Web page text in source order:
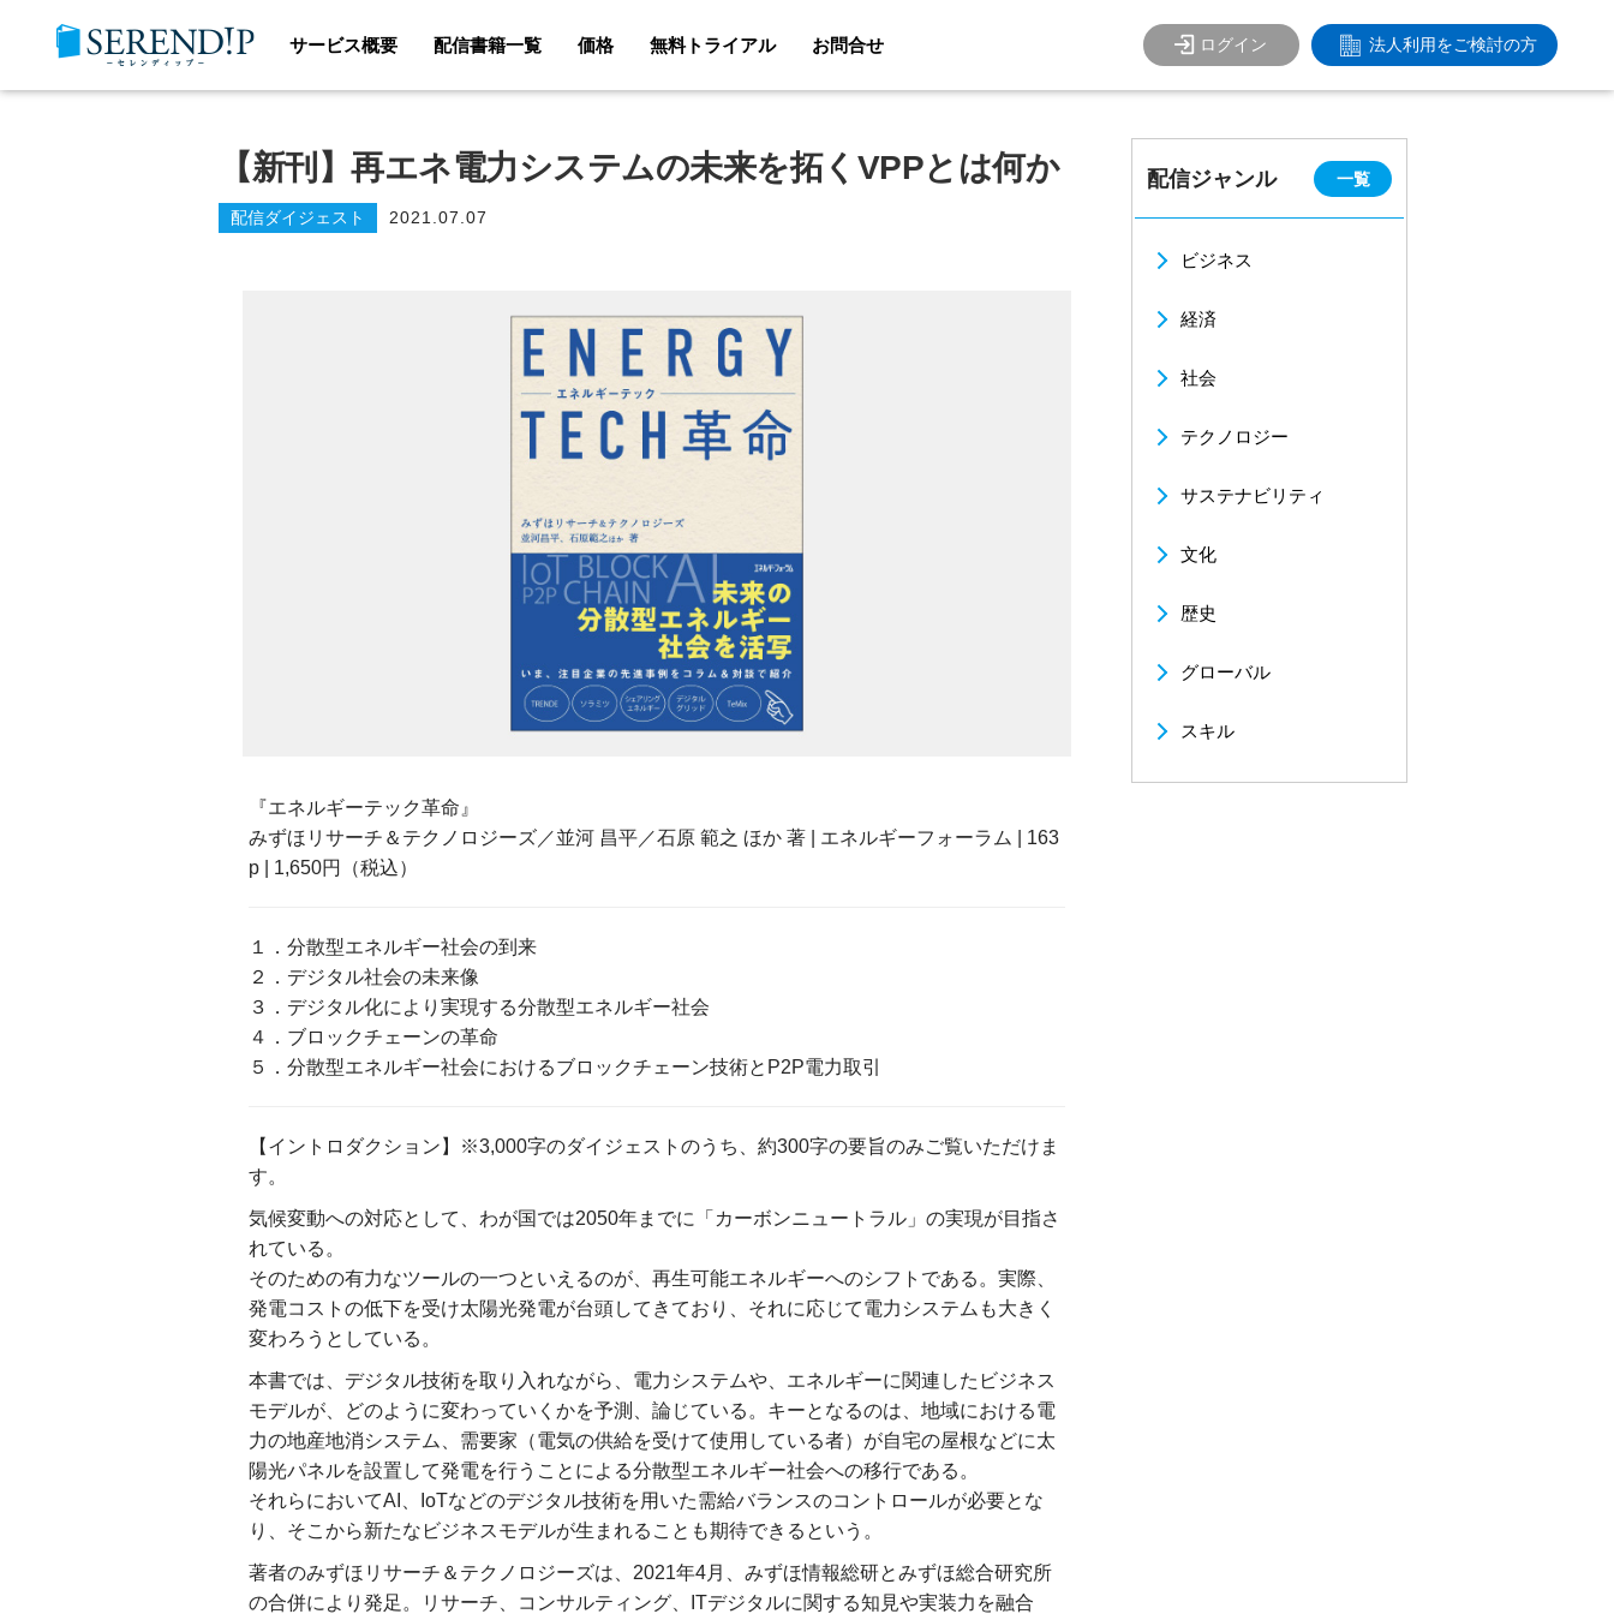
ログイン 法人利用をご検討の方
サービス概要 配信書籍一覧 価格 無料トライアル お問合せ
【新刊】再エネ電力システムの未来を拓くVPPとは何か
配信ダイジェスト 2021.07.07
『エネルギーテック革命』
みずほリサーチ＆テクノロジーズ／並河 昌平／石原 範之 ほか 著 | エネルギーフォーラム | 163
p | 1,650円（税込）
１．分散型エネルギー社会の到来
２．デジタル社会の未来像
３．デジタル化により実現する分散型エネルギー社会
４．ブロックチェーンの革命
５．分散型エネルギー社会におけるブロックチェーン技術とP2P電力取引
【イントロダクション】※3,000字のダイジェストのうち、約300字の要旨のみご覧いただけま
す。
気候変動への対応として、わが国では2050年までに「カーボンニュートラル」の実現が目指さ
れている。
そのための有力なツールの一つといえるのが、再生可能エネルギーへのシフトである。実際、
発電コストの低下を受け太陽光発電が台頭してきており、それに応じて電力システムも大きく
変わろうとしている。
本書では、デジタル技術を取り入れながら、電力システムや、エネルギーに関連したビジネス
モデルが、どのように変わっていくかを予測、論じている。キーとなるのは、地域における電
力の地産地消システム、需要家（電気の供給を受けて使用している者）が自宅の屋根などに太
陽光パネルを設置して発電を行うことによる分散型エネルギー社会への移行である。
それらにおいてAI、IoTなどのデジタル技術を用いた需給バランスのコントロールが必要とな
り、そこから新たなビジネスモデルが生まれることも期待できるという。
著者のみずほリサーチ＆テクノロジーズは、2021年4月、みずほ情報総研とみずほ総合研究所
の合併により発足。リサーチ、コンサルティング、ITデジタルに関する知見や実装力を融合
配信ジャンル 一覧
ビジネス
経済
社会
テクノロジー
サステナビリティ
文化
歴史
グローバル
スキル